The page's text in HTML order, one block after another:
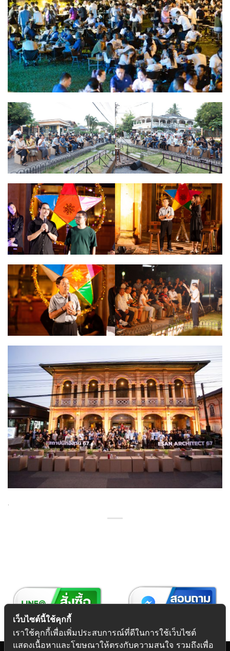
.
เว็บไซต์นี้ใช้คุกกี้
เราใช้คุกกี้เพื่อเพิ่มประสบการณ์ที่ดีในการใช้เว็บไซต์
แสดงเนื้อหาและโฆษณาให้ตรงกับความสนใจ รวมถึงเพื่อ